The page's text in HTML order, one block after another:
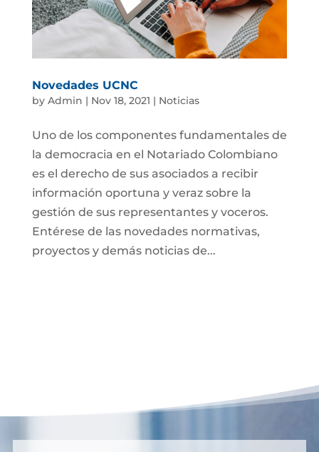
Novedades UCNC
by Admin | Nov 18, 2021 | Noticias
Uno de los componentes fundamentales de
la democracia en el Notariado Colombiano
es el derecho de sus asociados a recibir
información oportuna y veraz sobre la
gestión de sus representantes y voceros.
Entérese de las novedades normativas,
proyectos y demás noticias de...